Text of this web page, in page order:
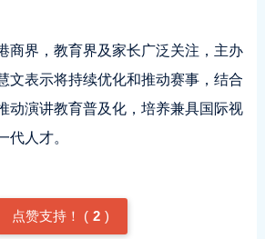
商界，教育界及家长广泛关注，主办
文表示将持续优化和推动赛事，结合
动演讲教育普及化，培养兼具国际视
代人才。
点赞支持！ ( 2 )